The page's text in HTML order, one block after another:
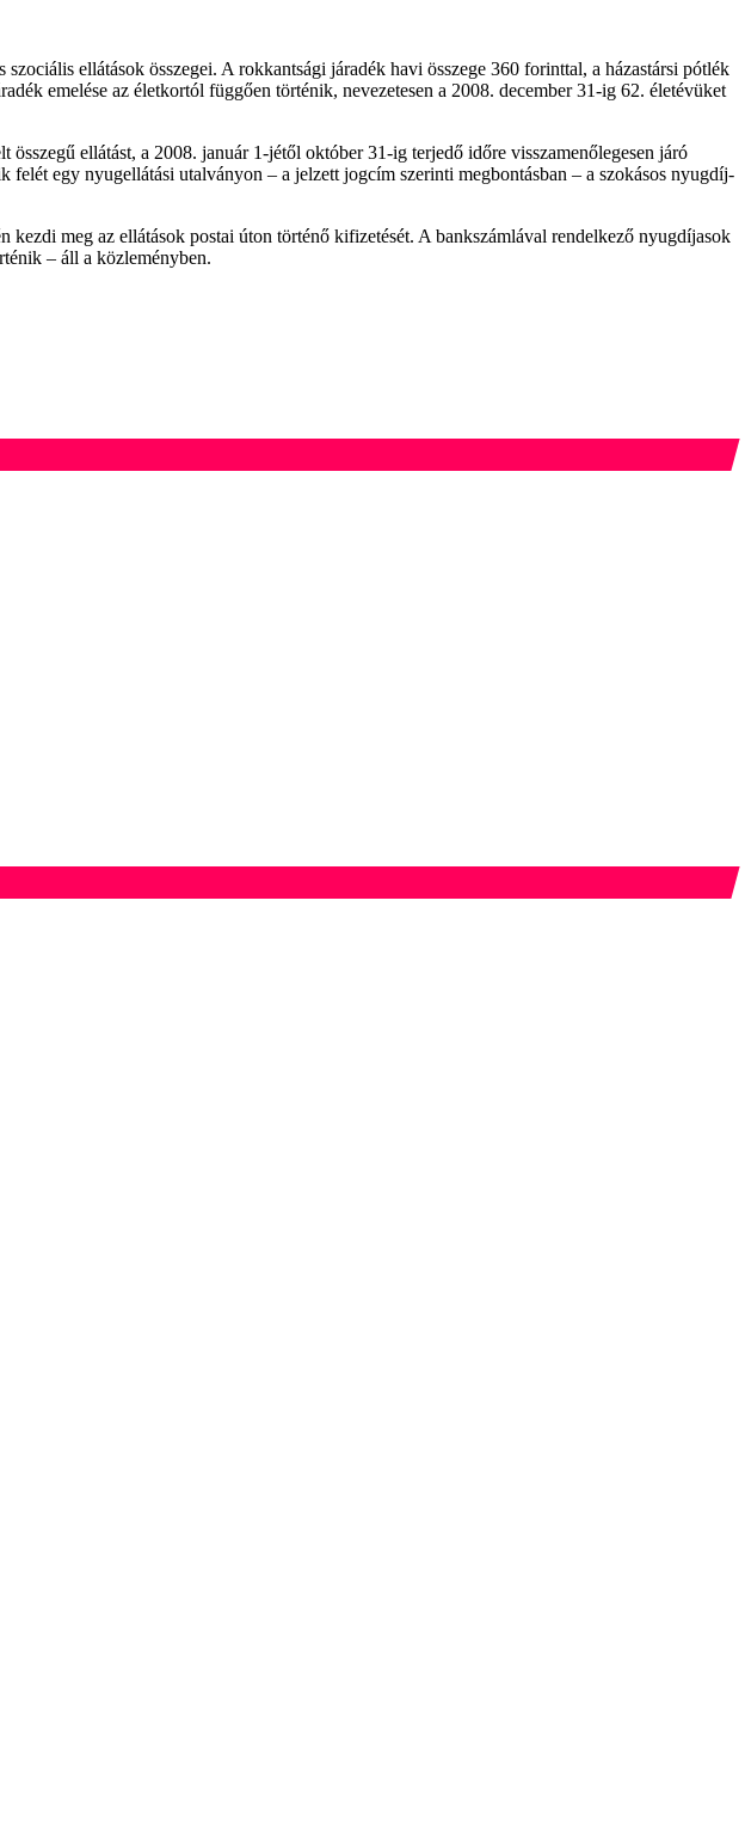
ellátások összegei. A rokkantsági járadék havi összege 360 forinttal, a házastársi pótlék
emelése az életkortól függően történik, nevezetesen a 2008. december 31-ig 62. életévüket
ellátást, a 2008. január 1-jétől október 31-ig terjedő időre visszamenőlegesen járó
egy nyugellátási utalványon – a jelzett jogcím szerinti megbontásban – a szokásos nyugdíj-
meg az ellátások postai úton történő kifizetését. A bankszámlával rendelkező nyugdíjasok
– áll a közleményben.